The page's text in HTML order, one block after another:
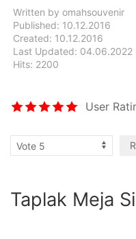
Written by omahsouvenir
Published: 10.12.2016
Created: 10.12.2016
Last Updated: 04.06.2022
Hits: 2200
User
Taplak Meja